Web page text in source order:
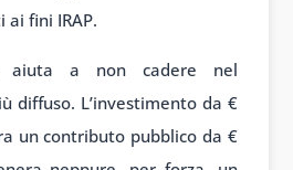
fini IRAP.
aiuta a non cadere nel
diffuso. L’investimento da €
un contributo pubblico da €